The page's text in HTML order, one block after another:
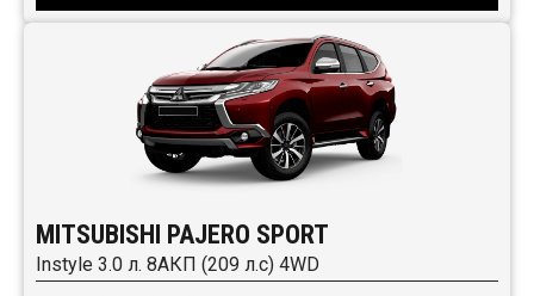
MITSUBISHI PAJERO SPORT
Instyle 3.0 л. 8АКП (209 л.с) 4WD